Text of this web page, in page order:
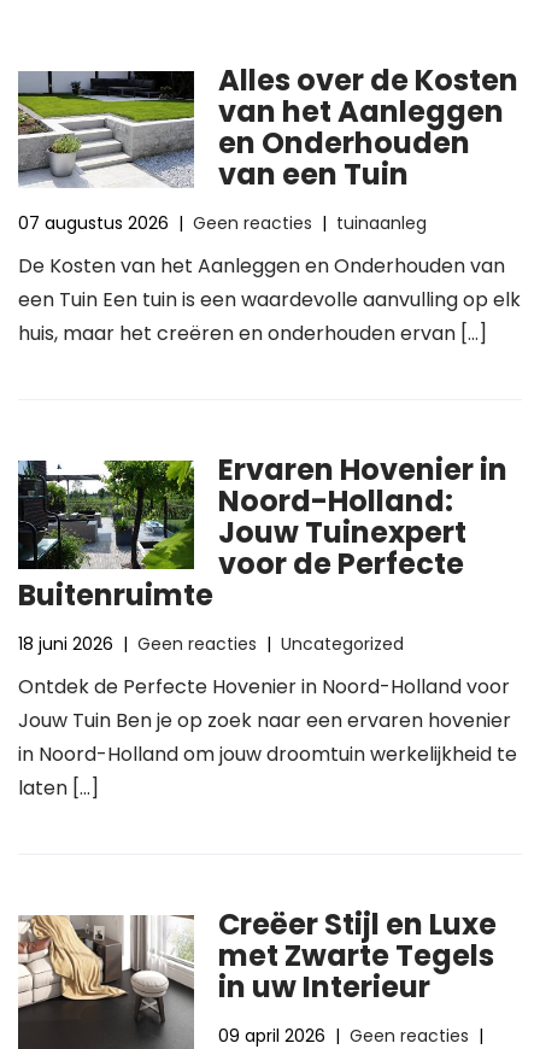
Alles over de Kosten
van het Aanleggen
en Onderhouden
van een Tuin
07 augustus 2026 | Geen reacties | tuinaanleg
De Kosten van het Aanleggen en Onderhouden van
een Tuin Een tuin is een waardevolle aanvulling op elk
huis, maar het creëren en onderhouden ervan […]
Ervaren Hovenier in
Noord-Holland:
Jouw Tuinexpert
voor de Perfecte
Buitenruimte
18 juni 2026 | Geen reacties | Uncategorized
Ontdek de Perfecte Hovenier in Noord-Holland voor
Jouw Tuin Ben je op zoek naar een ervaren hovenier
in Noord-Holland om jouw droomtuin werkelijkheid te
laten […]
Creëer Stijl en Luxe
met Zwarte Tegels
in uw Interieur
09 april 2026 |Geen reacties |